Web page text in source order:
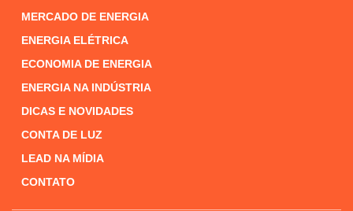
MERCADO DE ENERGIA
ENERGIA ELÉTRICA
ECONOMIA DE ENERGIA
ENERGIA NA INDÚSTRIA
DICAS E NOVIDADES
CONTA DE LUZ
LEAD NA MÍDIA
CONTATO